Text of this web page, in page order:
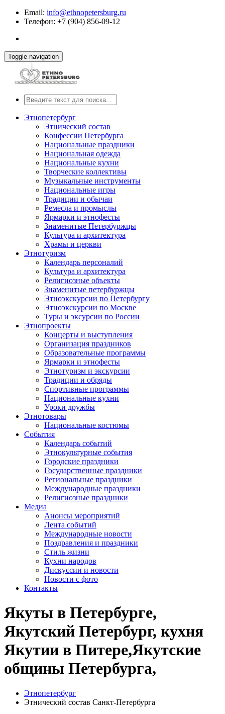
Email: info@ethnopetersburg.ru
Телефон: +7 (904) 856-09-12
Toggle navigation
Этнопетербург
Этнический состав
Конфессии Петербурга
Национальные праздники
Национальная одежда
Национальные кухни
Творческие коллективы
Музыкальные инструменты
Национальные игры
Традиции и обычаи
Ремесла и промыслы
Ярмарки и этнофесты
Знаменитые Петербуржцы
Культура и архитектура
Храмы и церкви
Этнотуризм
Календарь персоналий
Культура и архитектура
Религиозные объекты
Знаменитые петербуржцы
Этноэкскурсии по Петербургу
Этноэкскурсии по Москве
Туры и эксурсии по России
Этнопроекты
Концерты и выступления
Организация праздников
Образовательные программы
Ярмарки и этнофесты
Этнотуризм и экскурсии
Традиции и обряды
Спортивные программы
Национальные кухни
Уроки дружбы
Этнотовары
Национальные костюмы
События
Календарь событий
Этнокультурные события
Городские праздники
Государственные праздники
Региональные праздники
Международные праздники
Религиозные праздники
Медиа
Анонсы мероприятий
Лента событий
Международные новости
Поздравления и праздники
Cтиль жизни
Кухни народов
Дискуссии и новости
Новости с фото
Контакты
Якуты в Петербурге,
Якутский Петербург, кухня
Якутии в Питере,Якутские
общины Петербурга,
Этнопетербург
Этнический состав Санкт-Петербурга